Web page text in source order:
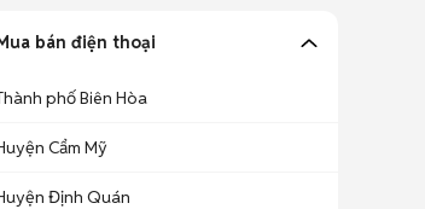
bán điện thoại
phố Biên Hòa
Cẩm Mỹ
Định Quán